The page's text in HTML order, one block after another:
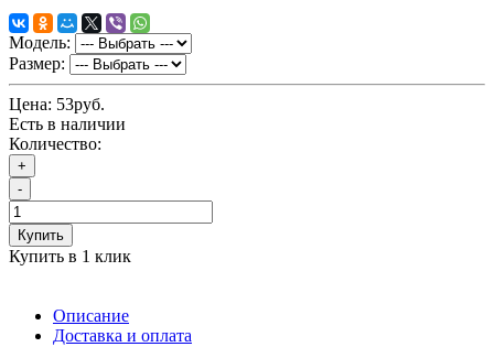
Модель:
Размер:
Цена: 53руб.
Есть в наличии
Количество:
+
-
Купить
Купить в 1 клик
Описание
Доставка и оплата